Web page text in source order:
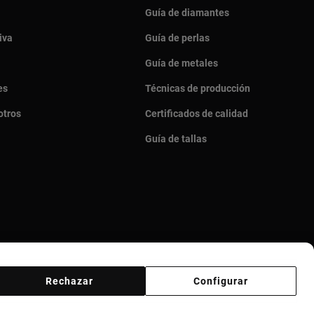
Guía de diamantes
Guía de perlas
Guía de metales
Técnicas de producción
Certificados de calidad
Guía de tallas
Configurar
Rechazar